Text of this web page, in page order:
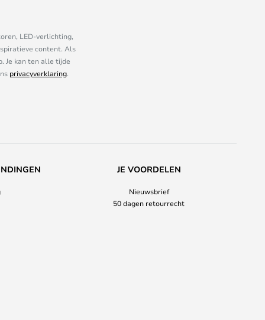
LED-verlichting,
content. Als
Je kan ten alle tijde
privacyverklaring.
JE VOORDELEN
Nieuwsbrief
50 dagen retourrecht